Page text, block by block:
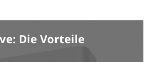
Die Vorteile